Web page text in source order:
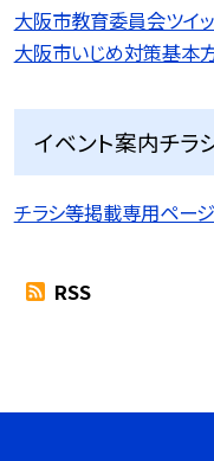
大阪市教育委員会ツイ
大阪市いじめ対策基本
イベント案内チラ
チラシ等掲載専用ページ
RSS